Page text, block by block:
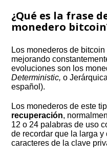
¿Qué es la frase
monedero
Los monederos de
mejorando
evoluciones son los
Deterministic,o
español).
Los monederos de este
recuperación,
12 o 24 palabras de uso
de recordar que la larga
caracteres de la clave